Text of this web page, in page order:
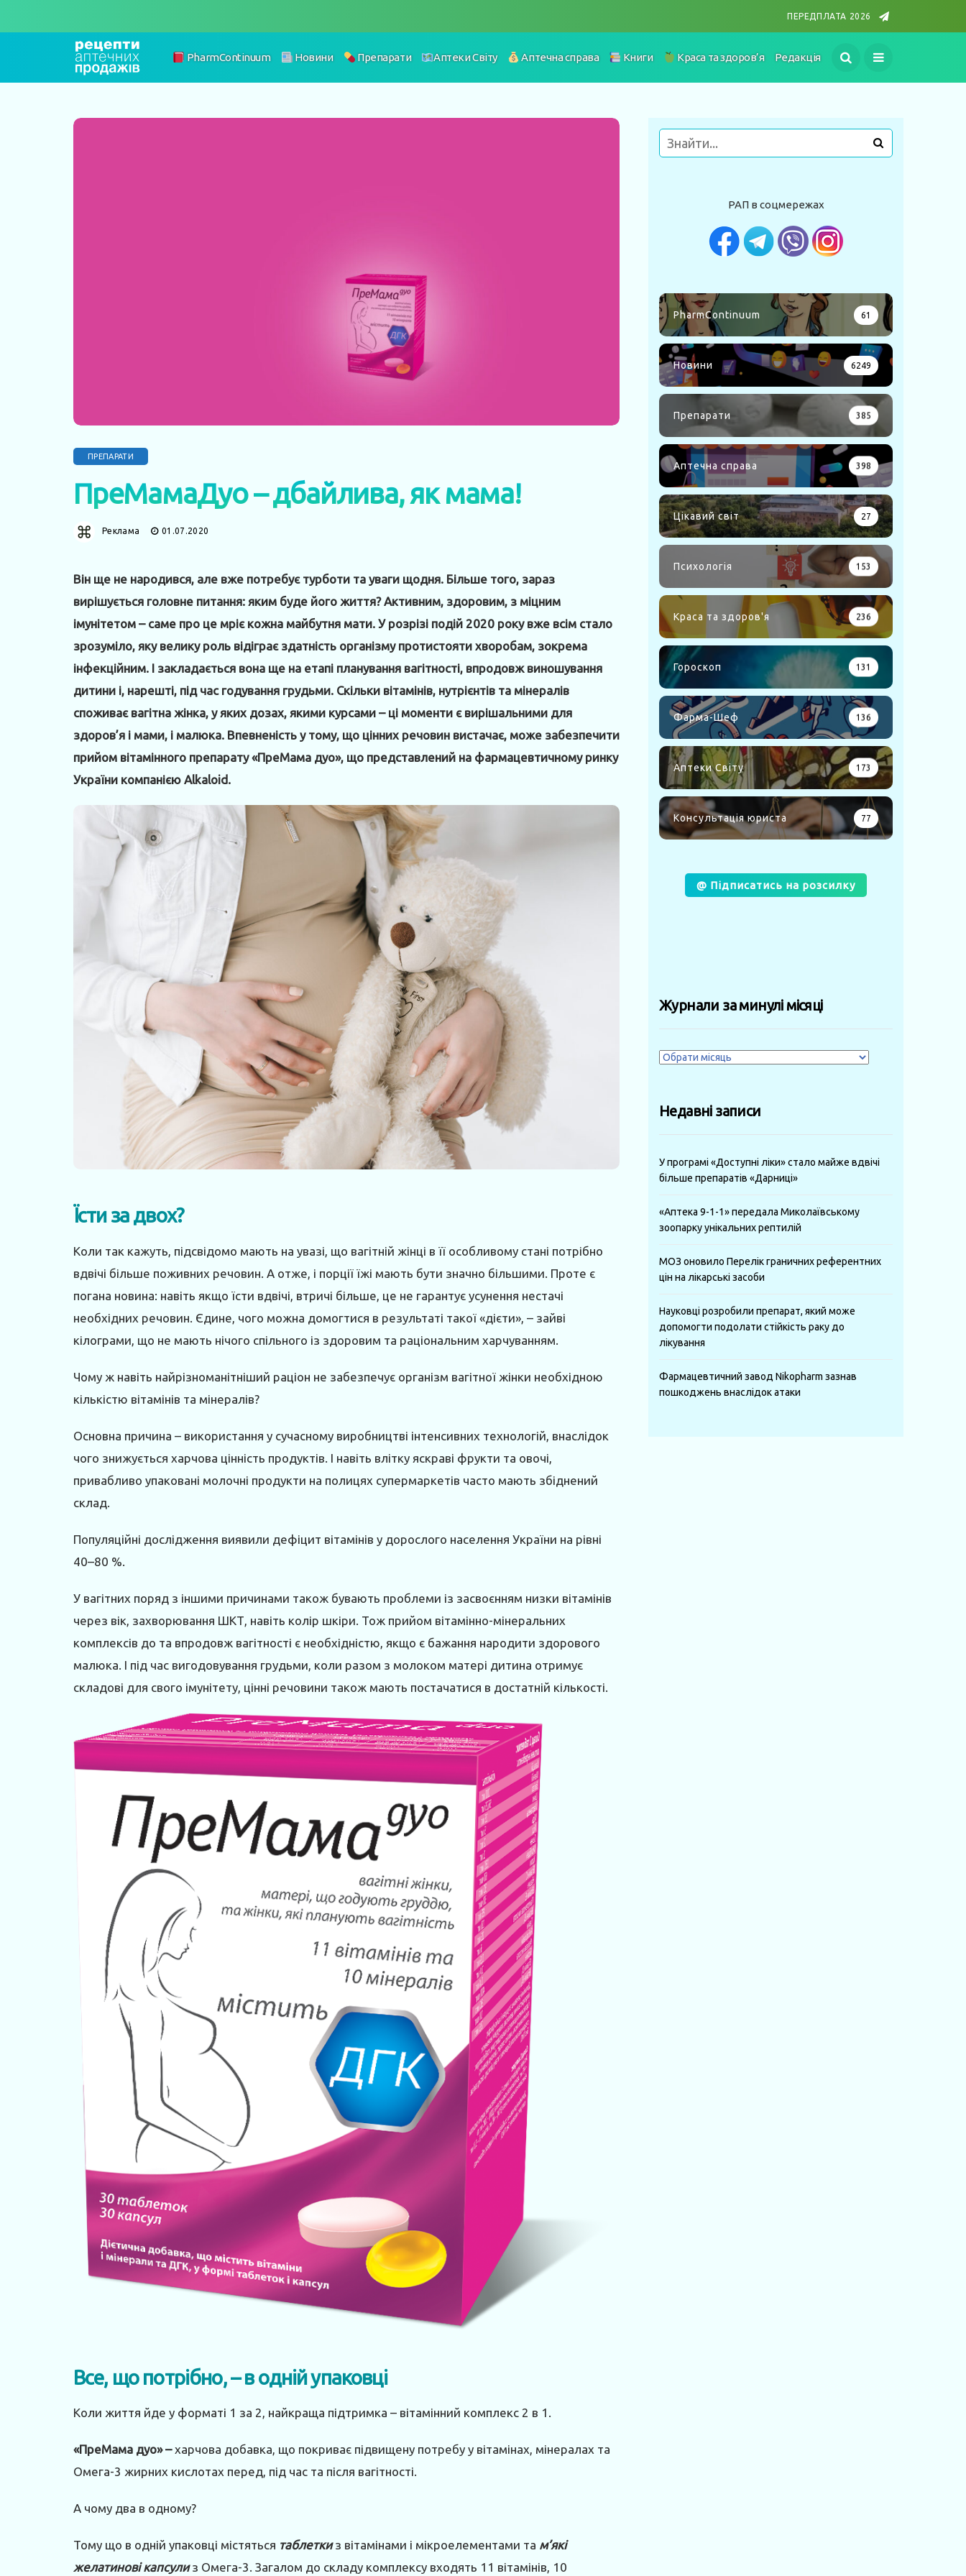
ПЕРЕДПЛАТА 2026
PharmContinuum Новини Препарати Аптеки Світу Аптечна справа Книги Краса та здоров’я Редакція
ПРЕПАРАТИ
ПреМамаДуо – дбайлива, як мама!
Реклама 01.07.2020
Він ще не народився, але вже потребує турботи та уваги щодня. Більше того, зараз
вирішується головне питання: яким буде його життя? Активним, здоровим, з міцним
імунітетом – саме про це мріє кожна майбутня мати. У розрізі подій 2020 року вже всім стало
зрозуміло, яку велику роль відіграє здатність організму протистояти хворобам, зокрема
інфекційним. І закладається вона ще на етапі планування вагітності, впродовж виношування
дитини і, нарешті, під час годування грудьми. Скільки вітамінів, нутрієнтів та мінералів
споживає вагітна жінка, у яких дозах, якими курсами – ці моменти є вирішальними для
здоров’я і мами, і малюка. Впевненість у тому, що цінних речовин вистачає, може забезпечити
прийом вітамінного препарату «ПреМама дуо», що представлений на фармацевтичному ринку
України компанією Alkaloid.
Їсти за двох?
Коли так кажуть, підсвідомо мають на увазі, що вагітній жінці в її особливому стані потрібно
вдвічі більше поживних речовин. А отже, і порції їжі мають бути значно більшими. Проте є
погана новина: навіть якщо їсти вдвічі, втричі більше, це не гарантує усунення нестачі
необхідних речовин. Єдине, чого можна домогтися в результаті такої «дієти», – зайві
кілограми, що не мають нічого спільного із здоровим та раціональним харчуванням.
Чому ж навіть найрізноманітніший раціон не забезпечує організм вагітної жінки необхідною
кількістю вітамінів та мінералів?
Основна причина – використання у сучасному виробництві інтенсивних технологій, внаслідок
чого знижується харчова цінність продуктів. І навіть влітку яскраві фрукти та овочі,
привабливо упаковані молочні продукти на полицях супермаркетів часто мають збіднений
склад.
Популяційні дослідження виявили дефіцит вітамінів у дорослого населення України на рівні
40–80 %.
У вагітних поряд з іншими причинами також бувають проблеми із засвоєнням низки вітамінів
через вік, захворювання ШКТ, навіть колір шкіри. Тож прийом вітамінно-мінеральних
комплексів до та впродовж вагітності є необхідністю, якщо є бажання народити здорового
малюка. І під час вигодовування грудьми, коли разом з молоком матері дитина отримує
складові для свого імунітету, цінні речовини також мають постачатися в достатній кількості.
Все, що потрібно, – в одній упаковці
Коли життя йде у форматі 1 за 2, найкраща підтримка – вітамінний комплекс 2 в 1.
«ПреМама дуо» –харчова добавка, що покриває підвищену потребу у вітамінах, мінералах та
Омега-3 жирних кислотах перед, під час та після вагітності.
А чому два в одному?
Тому що в одній упаковці містяться таблеткиз вітамінами і мікроелементами та м’які
желатинові капсулиз Омега-3. Загалом до складу комплексу входять 11 вітамінів, 10
РАП в соцмережах
PharmContinuum 61
Новини 6249
Препарати 385
Аптечна справа 398
Цікавий світ 27
Психологія 153
Краса та здоров'я 236
Гороскоп 131
Фарма-Шеф 136
Аптеки Світу 173
Консультація юриста 77
@ Підписатись на розсилку
Журнали за минулі місяці
Журнали
місяці
Недавні записи
У програмі «Доступні ліки» стало майже вдвічі
більше препаратів «Дарниці»
«Аптека 9-1-1» передала Миколаївському
зоопарку унікальних рептилій
МОЗ оновило Перелік граничних референтних
цін на лікарські засоби
Науковці розробили препарат, який може
допомогти подолати стійкість раку до
лікування
Фармацевтичний завод Nikopharm зазнав
пошкоджень внаслідок атаки